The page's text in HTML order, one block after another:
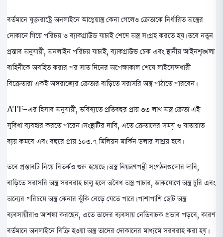
বর্তমানে যুক্তরাষ্ট্রে অনলাইনে আগ্নেয়াস্ত্র কেনা গেলেও ক্রেতাকে নির্ধারিত অস্ত্রের
দোকানে গিয়ে পরিচয় ও ব্যাকগ্রাউন্ড যাচাই শেষে অস্ত্র সংগ্রহ করতে হয়। তবে নতুন
প্রস্তাব অনুযায়ী, অনলাইন পরিচয় যাচাই, ব্যাকগ্রাউন্ড চেক এবং স্থানীয় আইনশৃঙ্খলা
বাহিনীকে অবহিত করার পর সাত দিনের অপেক্ষাকাল শেষে লাইসেন্সধারী
বিক্রেতারা একই অঙ্গরাজ্যের ক্রেতার বাড়িতে সরাসরি অস্ত্র পাঠাতে পারবেন।
ATF-এর হিসাব অনুযায়ী, ভবিষ্যতে প্রতিবছর প্রায় ৩৩ লাখ অস্ত্র ক্রেতা এই
সুবিধা ব্যবহার করতে পারেন। সংস্থাটির দাবি, এতে ক্রেতাদের সময় ও যাতায়াত
ব্যয় কমবে এবং বছরে প্রায় ১০৩.৭ মিলিয়ন মার্কিন ডলার সাশ্রয় হবে।
তবে প্রস্তাবটি নিয়ে বিতর্কও শুরু হয়েছে। অস্ত্র নিয়ন্ত্রণপন্থী সংগঠনগুলোর দাবি,
বাড়িতে সরাসরি অস্ত্র সরবরাহ চালু হলে অবৈধ অস্ত্র পাচার, ডাকযোগে অস্ত্র চুরি এবং
অন্যের পরিচয়ে অস্ত্র কেনার ঝুঁকি বেড়ে যেতে পারে। পাশাপাশি ছোট অস্ত্র
ব্যবসায়ীরাও আশঙ্কা করছেন, এতে তাদের ব্যবসায় নেতিবাচক প্রভাব পড়বে, কারণ
বর্তমানে অনলাইনে বিক্রি হওয়া অস্ত্র তাদের দোকানের মাধ্যমে সরবরাহ করা হয়।